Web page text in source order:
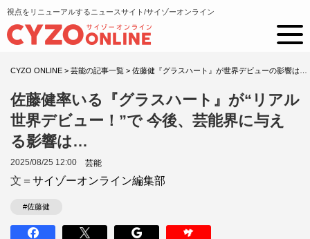
視点をリニューアルするニュースサイト/サイゾーオンライン
CYZO ONLINE > 芸能の記事一覧 > 佐藤健『グラスハート』が世界デビューの影響は…
佐藤健率いる『グラスハート』が“リアル
世界デビュー！”で 今後、芸能界に与え
る影響は…
2025/08/25 12:00 芸能
文＝ サイゾーオンライン編集部
#佐藤健